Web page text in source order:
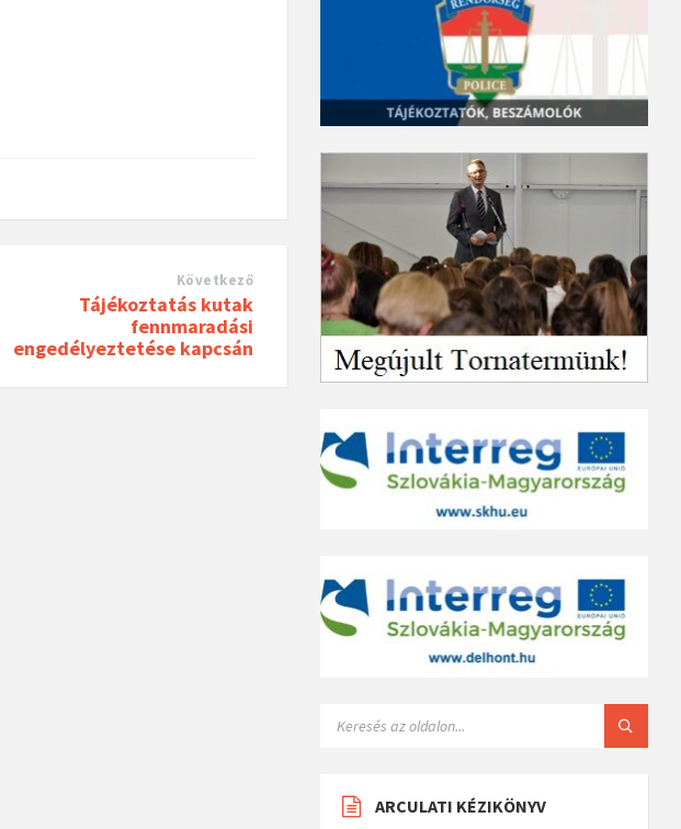
Következő
Tájékoztatás kutak
fennmaradási
engedélyeztetése kapcsán
ARCULATI KÉZIKÖNYV